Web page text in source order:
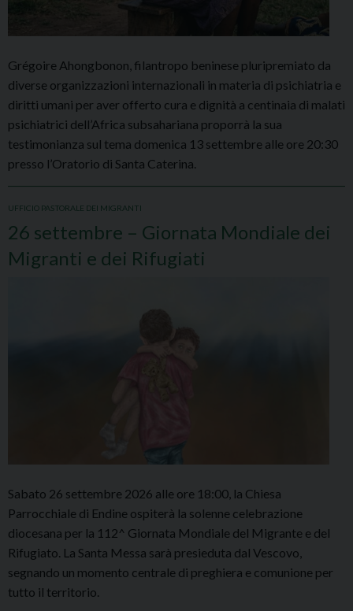
Grégoire Ahongbonon, filantropo beninese pluripremiato da
diverse organizzazioni internazionali in materia di psichiatria e
diritti umani per aver offerto cura e dignità a centinaia di malati
psichiatrici dell’Africa subsahariana proporrà la sua
testimonianza sul tema domenica 13 settembre alle ore 20:30
presso l’Oratorio di Santa Caterina.
UFFICIO PASTORALE DEI MIGRANTI
26 settembre – Giornata Mondiale dei
Migranti e dei Rifugiati
Sabato 26 settembre 2026 alle ore 18:00, la Chiesa
Parrocchiale di Endine ospiterà la solenne celebrazione
diocesana per la 112^ Giornata Mondiale del Migrante e del
Rifugiato. La Santa Messa sarà presieduta dal Vescovo,
segnando un momento centrale di preghiera e comunione per
tutto il territorio.